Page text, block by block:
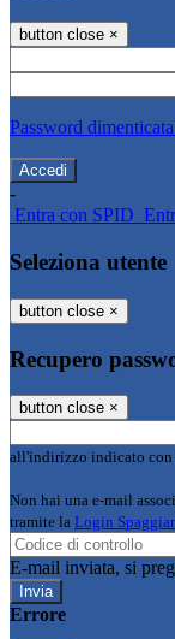
button close ×
Password
-
Entra con SPID
Seleziona utente
button close ×
Recupero
button close ×
all'indirizzo indicato con
Non hai una e-mail
tramite la Login
E-mail inviata, si
Errore